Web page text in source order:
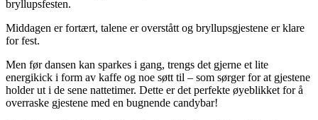
bryllupsfesten.
Middagen er fortært, talene er overstått og bryllupsgjestene er klare
for fest.
Men før dansen kan sparkes i gang, trengs det gjerne et lite
energikick i form av kaffe og noe søtt til – som sørger for at gjestene
holder ut i de sene nattetimer. Dette er det perfekte øyeblikket for å
overraske gjestene med en bugnende candybar!